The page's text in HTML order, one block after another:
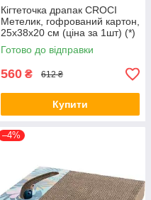
Кігтеточка драпак CROCI
Метелик, гофрований картон,
25x38x20 см (ціна за 1шт) (*)
Готово до відправки
560 ₴ 612 ₴
Купити
–4%